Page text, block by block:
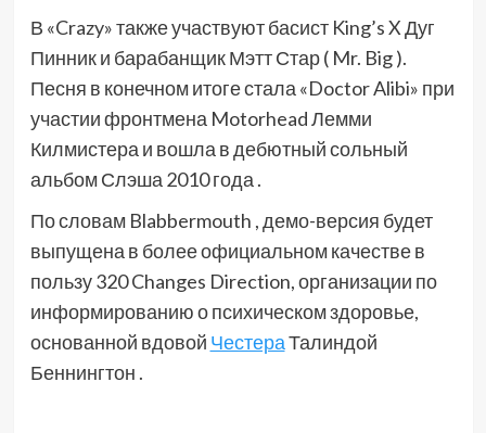
В «Crazy» также участвуют басист King’s X Дуг
Пинник и барабанщик Мэтт Стар ( Mr. Big ).
Песня в конечном итоге стала «Doctor Alibi» при
участии фронтмена Motorhead Лемми
Килмистера и вошла в дебютный сольный
альбом Слэша 2010 года .
По словам Blabbermouth , демо-версия будет
выпущена в более официальном качестве в
пользу 320 Changes Direction, организации по
информированию о психическом здоровье,
основанной вдовой ЧестераТалиндой
Беннингтон .